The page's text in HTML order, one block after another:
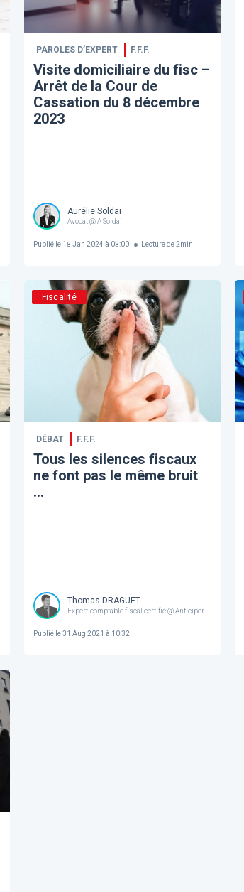
PAROLES D’EXPERT F.F.F.
Visite domiciliaire du fisc –
Arrêt de la Cour de
Cassation du 8 décembre
2023
Aurélie Soldai
Avocat @ A Soldai
Publié le 18 Jan 2024 à 08:00 Lecture de 2min
Fiscalité
DÉBAT F.F.F.
Tous les silences fiscaux
ne font pas le même bruit
...
Thomas DRAGUET
Expert-comptable fiscal certifié @ Anticiper
Publié le31 Aug 2021 à 10:32